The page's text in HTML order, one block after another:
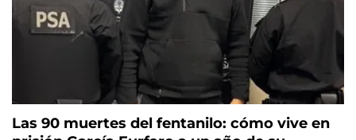
Las 90 muertes del fentanilo: cómo vive en